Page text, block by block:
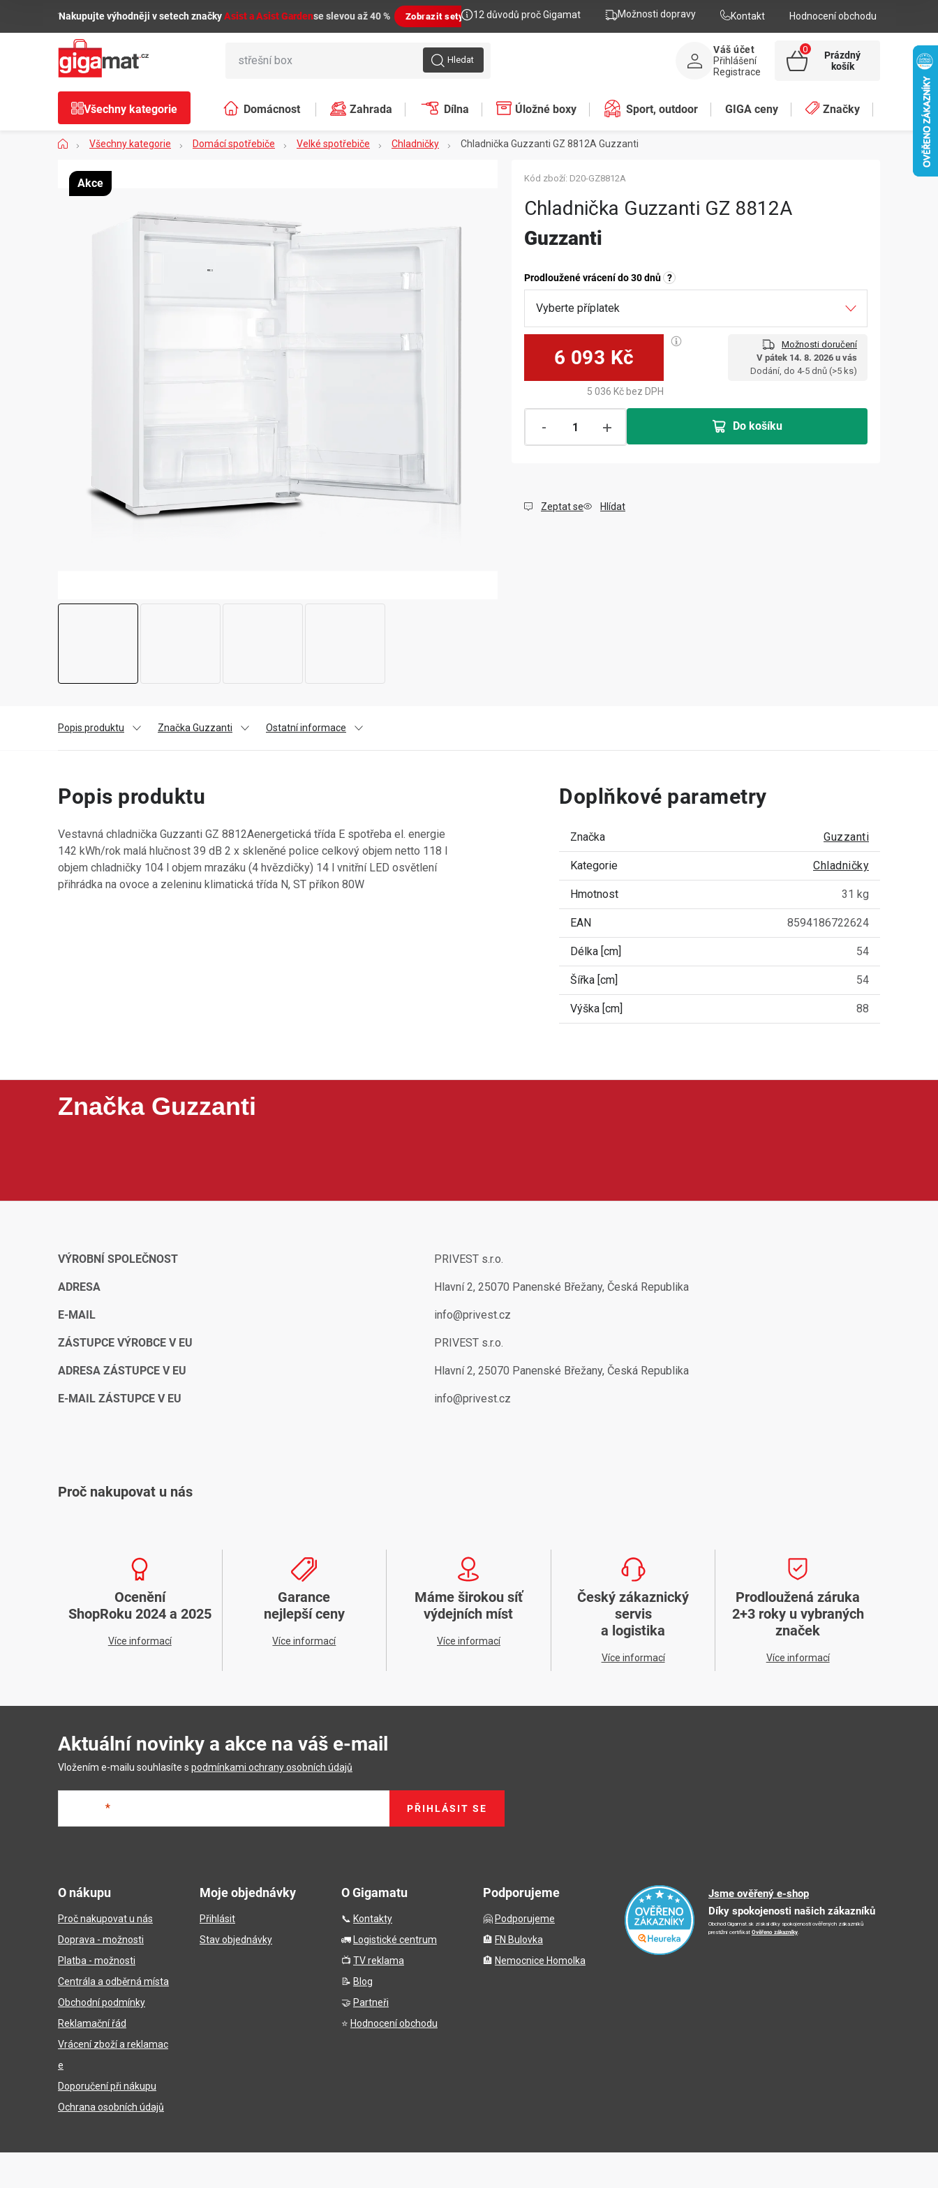
🌿Nakupujte výhodněji v setech značkyAsist a Asist Gardense slevou až 40 % Zobrazit sety 12 důvodů proč Gigamat Možnosti dopravy Kontakt Hodnocení obchodu
Hledat
Váš účet
Přihlášení
Registrace
NÁKUPNÍ
Prázdný
košík
Všechny kategorie Domácnost Zahrada Dílna Úložné boxy Sport, outdoor GIGA ceny Značky
DomůVšechny kategorie Domácí spotřebiče Velké spotřebiče Chladničky Chladnička Guzzanti GZ 8812A Guzzanti
Chladnička Guzzanti GZ 8812A
Guzzanti
Prodloužené vrácení do 30 dnů ?
6 093 Kč
Možnosti doručení
V pátek 14. 8. 2026 u vás
Dodání, do 4-5 dnů (>5 ks)
5 036 Kč bez DPH
Do košíku
Kód zboží: D20-GZ8812A
Zeptat se Hlídat
Akce
Popis produktu Značka Guzzanti Ostatní informace
Popis produktu
Vestavná chladnička Guzzanti GZ 8812Aenergetická třída E spotřeba el. energie
142 kWh/rok malá hlučnost 39 dB 2 x skleněné police celkový objem netto 118 l
objem chladničky 104 l objem mrazáku (4 hvězdičky) 14 l vnitřní LED osvětlení
přihrádka na ovoce a zeleninu klimatická třída N, ST příkon 80W
Doplňkové parametry
Značka Guzzanti
Kategorie Chladničky
Hmotnost 31 kg
EAN 8594186722624
Délka [cm] 54
Šířka [cm] 54
Výška [cm] 88
Značka Guzzanti
VÝROBNÍ SPOLEČNOST PRIVEST s.r.o.
ADRESA Hlavní 2, 25070 Panenské Břežany, Česká Republika
E-MAIL info@privest.cz
ZÁSTUPCE VÝROBCE V EU PRIVEST s.r.o.
ADRESA ZÁSTUPCE V EU Hlavní 2, 25070 Panenské Břežany, Česká Republika
E-MAIL ZÁSTUPCE V EU info@privest.cz
Proč nakupovat u nás
Ocenění
ShopRoku 2024 a 2025
Více informací
Garance
nejlepší ceny
Více informací
Máme širokou síť
výdejních míst
Více informací
Český zákaznický
servis
a logistika
Více informací
Prodloužená záruka
2+3 roky u vybraných
značek
Více informací
Aktuální novinky a akce na váš e-mail
Vložením e-mailu souhlasíte s podmínkami ochrany osobních údajů
PŘIHLÁSIT SE
O nákupu
Proč nakupovat u nás
Doprava - možnosti
Platba - možnosti
Centrála a odběrná místa
Obchodní podmínky
Reklamační řád
Vrácení zboží a reklamac
e
Doporučení při nákupu
Ochrana osobních údajů
Moje objednávky
Přihlásit
Stav objednávky
O Gigamatu
📞 Kontakty
🚛
Logistické centrum
📺 TV reklama
📝 Blog
🤝 Partneři
⭐ Hodnocení obchodu
Podporujeme
🤗 Podporujeme
🏨 FN Bulovka
🏨 Nemocnice Homolka
Jsme ověřený e-shop
Díky spokojenosti našich zákazníků
Obchod Gigamat.sk získal díky spokojenosti ověřených zákazníků
prestižní certifikát Ověřeno zákazníky.